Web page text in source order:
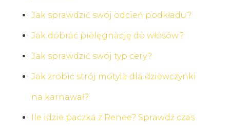
Jak sprawdzić swój odcień podkładu?
Jak dobrać pielęgnację do włosów?
Jak sprawdzić swój typ cery?
Jak zrobić strój motyla dla dziewczynki
na karnawał?
Ile idzie paczka z Renee? Sprawdź czas